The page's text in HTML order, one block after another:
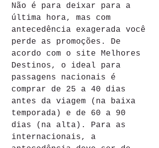
Não é para deixar para a
última hora, mas com
antecedência exagerada você
perde as promoções. De
acordo com o site Melhores
Destinos, o ideal para
passagens nacionais é
comprar de 25 a 40 dias
antes da viagem (na baixa
temporada) e de 60 a 90
dias (na alta). Para as
internacionais, a